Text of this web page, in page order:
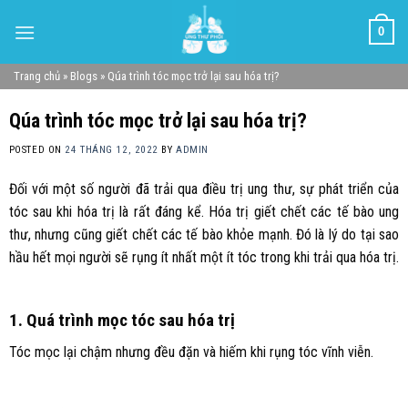
0
Trang chủ » Blogs » Qúa trình tóc mọc trở lại sau hóa trị?
Qúa trình tóc mọc trở lại sau hóa trị?
POSTED ON 24 THÁNG 12, 2022 BYADMIN
Đối với một số người đã trải qua điều trị ung thư, sự phát triển của
tóc sau khi hóa trị là rất đáng kể. Hóa trị giết chết các tế bào ung
thư, nhưng cũng giết chết các tế bào khỏe mạnh. Đó là lý do tại sao
hầu hết mọi người sẽ rụng ít nhất một ít tóc trong khi trải qua hóa trị.
1. Quá trình mọc tóc sau hóa trị
Tóc mọc lại chậm nhưng đều đặn và hiếm khi rụng tóc vĩnh viễn.